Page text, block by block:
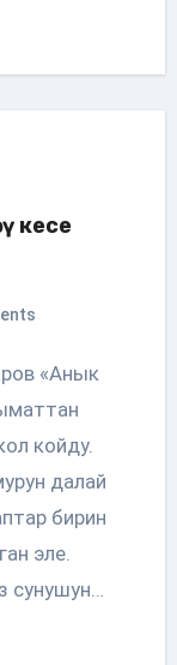
кесе
«Анык
койду.
далай
бирин
эле.